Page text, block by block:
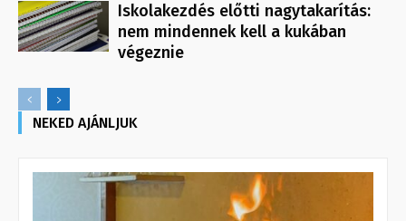
Iskolakezdés előtti nagytakarítás:
nem mindennek kell a kukában
végeznie
NEKED AJÁNLJUK